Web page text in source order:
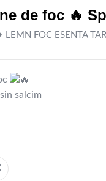
de foc 🔥
LEMN FOC ESENTA
salcim